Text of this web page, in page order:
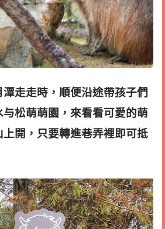
走走時，順便沿途帶孩子們
松萌萌園，來看看可愛的萌
開，只要轉進巷弄裡即可抵